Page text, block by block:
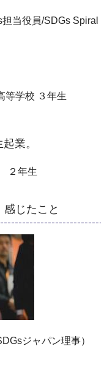
当役員/SDGs Spiral
学校 ３年生
業。
２年生
じたこと
ジャパン理事）